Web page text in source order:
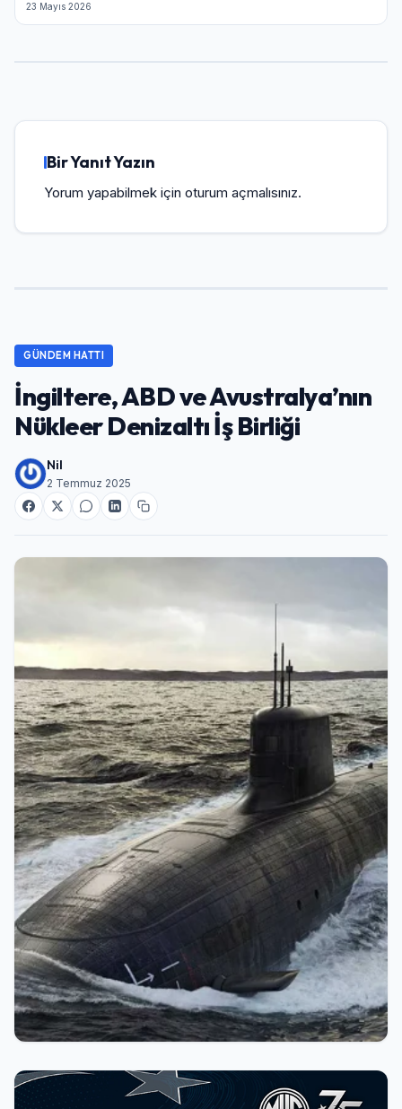
23 Mayıs 2026
Bir Yanıt Yazın
Yorum yapabilmek için oturum açmalısınız.
GÜNDEM HATTI
İngiltere, ABD ve Avustralya’nın
Nükleer Denizaltı İş Birliği
Nil
2 Temmuz 2025